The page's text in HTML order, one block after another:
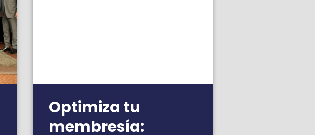
Optimiza tu
membresía: